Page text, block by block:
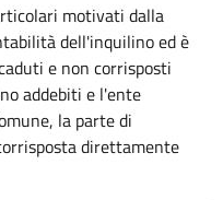
motivati dalla
dell'inquilino ed è
e non corrisposti
addebiti e l'ente
la parte di
direttamente